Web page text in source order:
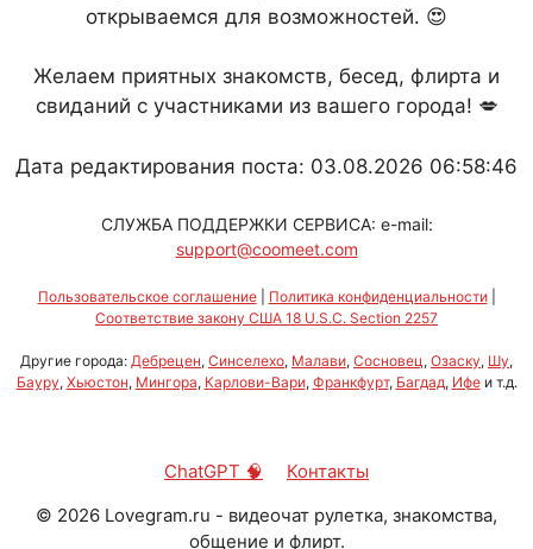
открываемся для возможностей. 😍
Желаем приятных знакомств, бесед, флирта и
свиданий с участниками из вашего города! 💋
Дата редактирования поста: 03.08.2026 06:58:46
СЛУЖБА ПОДДЕРЖКИ СЕРВИСА: e-mail:
support@coomeet.com
Пользовательское соглашение| Политика конфиденциальности|
Соответствие закону США 18 U.S.C. Section 2257
Другие города: Дебрецен, Синселехо, Малави, Сосновец, Озаску, Шу,
Бауру, Хьюстон, Мингора, Карлови-Вари, Франкфурт, Багдад, Ифеи т.д.
ChatGPT 🧠
Контакты
© 2026 Lovegram.ru - видеочат рулетка, знакомства,
общение и флирт.